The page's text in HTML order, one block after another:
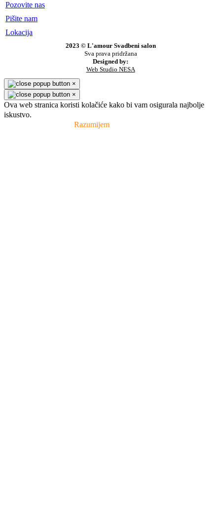
Pozovite nas
Pišite nam
Lokacija
2023 © L'amour Svadbeni salon
Sva prava pridržana
Designed by:
Web Studio NESA
×
×
Ova web stranica koristi kolačiće kako bi vam osigurala najbolje
iskustvo.
Razumijem